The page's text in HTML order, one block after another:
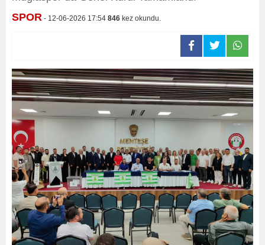
SPOR - 12-06-2026 17:54 846 kez okundu.